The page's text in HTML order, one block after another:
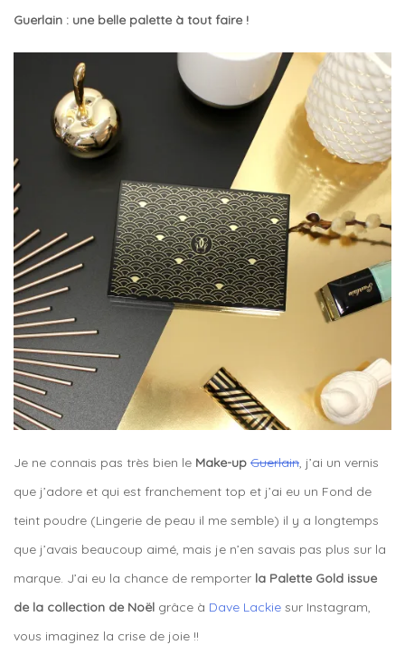
Guerlain : une belle palette à tout faire !
Je ne connais pas très bien le Make-up Guerlain, j’ai un vernis
que j’adore et qui est franchement top et j’ai eu un Fond de
teint poudre (Lingerie de peau il me semble) il y a longtemps
que j’avais beaucoup aimé, mais je n’en savais pas plus sur la
marque. J’ai eu la chance de remporter la Palette Gold issue
de la collection de Noël grâce à Dave Lackie sur Instagram,
vous imaginez la crise de joie !!